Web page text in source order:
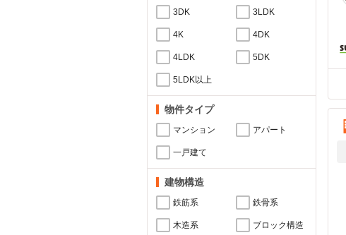
3DK 3LDK
4K 4DK
4LDK 5DK
5LDK以上
物件タイプ
マンション アパート
一戸建て
建物構造
鉄筋系 鉄骨系
木造系 ブロック構造